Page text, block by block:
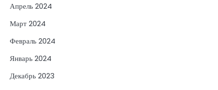
Апрель 2024
Март 2024
Февраль 2024
Январь 2024
Декабрь 2023